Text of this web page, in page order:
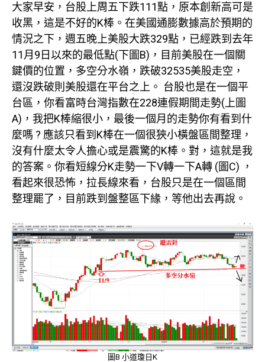
大家早安，台股上周五下跌111點，原本創新高可是
收黑，這是不好的K棒。在美國通膨數據高於預期的
情況之下，週五晚上美股大跌329點，已經跌到去年
11月9日以來的最低點(下圖B)，目前美股在一個關
鍵價的位置，多空分水嶺，跌破32535美股走空，
還沒跌破則美股還在平台之上。 台股也是在一個平
台區，你看富時台灣指數在228連假期間走勢(上圖
A)，我把K棒縮很小，最後一個月的走勢你有看到什
麼嗎 ? 應該只看到K棒在一個很狹小橫盤區間整理，
沒有什麼太令人擔心或是震驚的K棒。對，這就是我
的答案。你看短線分K走勢一下V轉一下A轉 (圖C) ，
看起來很恐怖，拉長線來看，台股只是在一個區間
整理罷了，目前跌到盤整區下緣，等他出去再說。
圖B 小道瓊日K